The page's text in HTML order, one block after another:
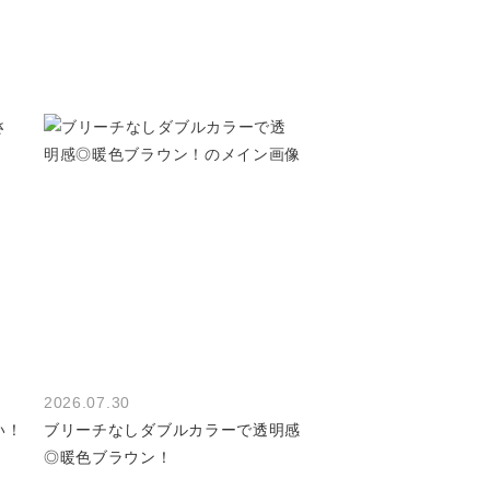
2026.07.30
ブリーチなしダブルカラーで透明感
◎暖色ブラウン！